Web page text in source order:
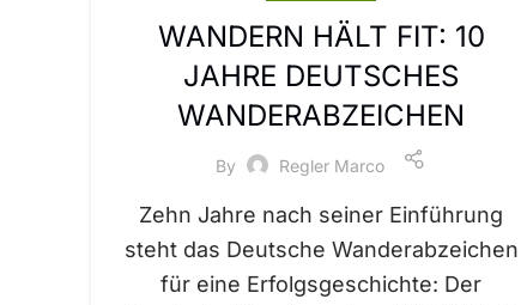
WANDERN HÄLT FIT: 10
JAHRE DEUTSCHES
WANDERABZEICHEN
By Regler Marco
Zehn Jahre nach seiner Einführung
steht das Deutsche Wanderabzeichen
für eine Erfolgsgeschichte: Der